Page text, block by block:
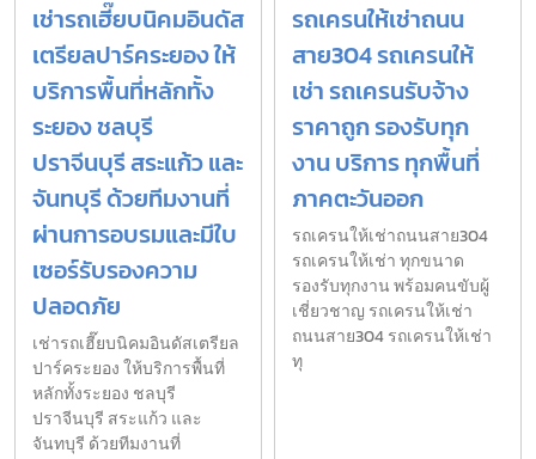
เช่ารถเฮี๊ยบนิคมอินดัส
เตรียลปาร์คระยอง ให้
บริการพื้นที่หลักทั้ง
ระยอง ชลบุรี
ปราจีนบุรี สระแก้ว และ
จันทบุรี ด้วยทีมงานที่
ผ่านการอบรมและมีใบ
เซอร์รับรองความ
ปลอดภัย
เช่ารถเฮี๊ยบนิคมอินดัสเตรียล
ปาร์คระยอง ให้บริการพื้นที่
หลักทั้งระยอง ชลบุรี
ปราจีนบุรี สระแก้ว และ
จันทบุรี ด้วยทีมงานที่
รถเครนให้เช่าถนน
สาย304 รถเครนให้
เช่า รถเครนรับจ้าง
ราคาถูก รองรับทุก
งาน บริการ ทุกพื้นที่
ภาคตะวันออก
รถเครนให้เช่าถนนสาย304
รถเครนให้เช่า ทุกขนาด
รองรับทุกงาน พร้อมคนขับผู้
เชี่ยวชาญ รถเครนให้เช่า
ถนนสาย304 รถเครนให้เช่า
ทุ